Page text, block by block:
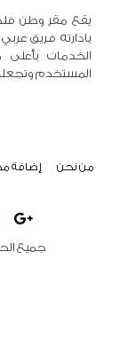
يقع مقر وطن
بادارته فريق
الخدمات
المستخدم
من نحن إضافة
جميع